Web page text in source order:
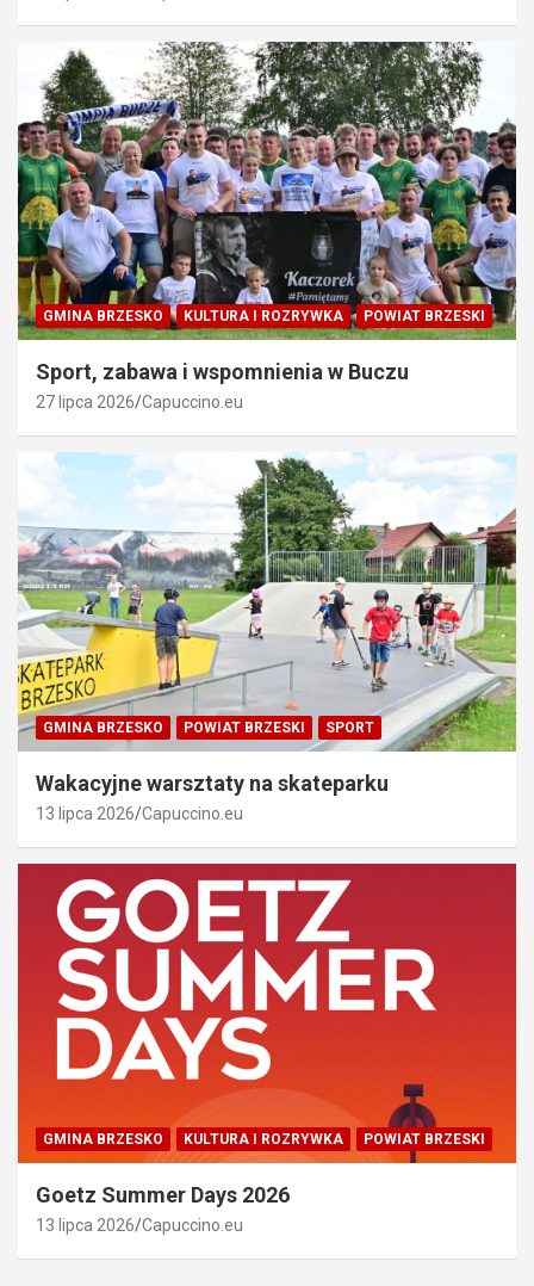
GMINA BRZESKO KULTURA I ROZRYWKA POWIAT BRZESKI
Sport, zabawa i wspomnienia w Buczu
27 lipca 2026 Capuccino.eu
GMINA BRZESKO POWIAT BRZESKI SPORT
Wakacyjne warsztaty na skateparku
13 lipca 2026 Capuccino.eu
GMINA BRZESKO KULTURA I ROZRYWKA POWIAT BRZESKI
Goetz Summer Days 2026
13 lipca 2026 Capuccino.eu